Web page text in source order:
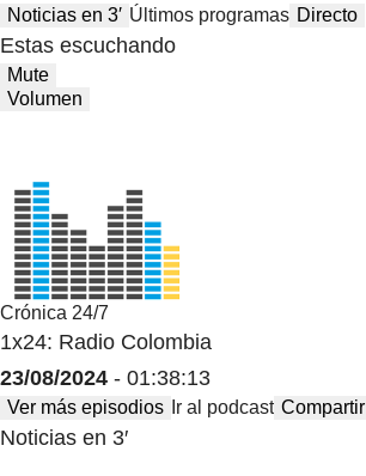
Noticias en 3′ Últimos programas Directo
Estas escuchando
Mute
Volumen
Crónica 24/7
1x24: Radio Colombia
23/08/2024 - 01:38:13
Ver más episodios Ir al podcast Compartir
Noticias en 3′